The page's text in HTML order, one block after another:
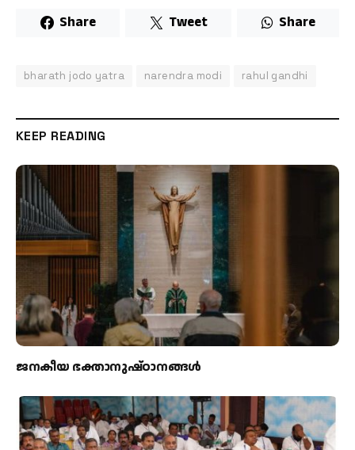
Share Tweet Share
bharath jodo yatra narendra modi rahul gandhi
KEEP READING
ജനകീയ ഭക്താനുഷ്ഠാനങ്ങള്‍